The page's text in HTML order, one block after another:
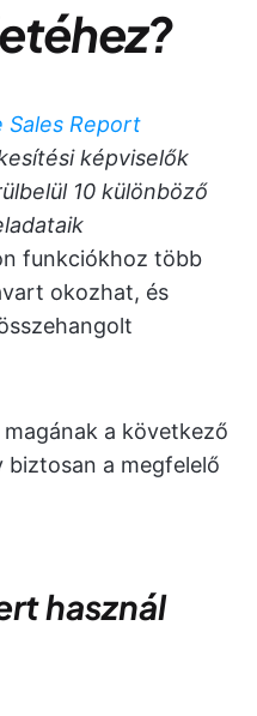
Sales Report
képviselők
10 különböző
funkciókhoz több
okozhat, és
a következő
a megfelelő
használ